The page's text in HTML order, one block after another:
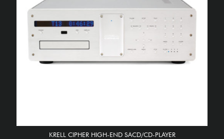
KRELL CIPHER HIGH-END SACD/CD-PLAYER